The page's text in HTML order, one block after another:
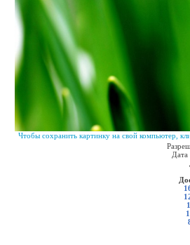
Чтобы сохранить картинку на свой компьютер,
Дата